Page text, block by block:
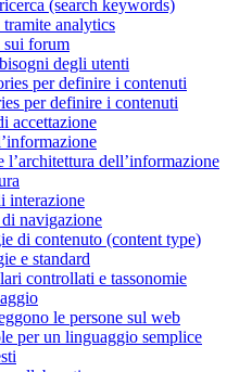
(search keywords)
analytics
sui forum
degli utenti
per definire i contenuti
per definire i contenuti
accettazione
dell’informazione
interazione
navigazione
di contenuto (content type)
e standard
controllati e tassonomie
le persone sul web
per un linguaggio semplice